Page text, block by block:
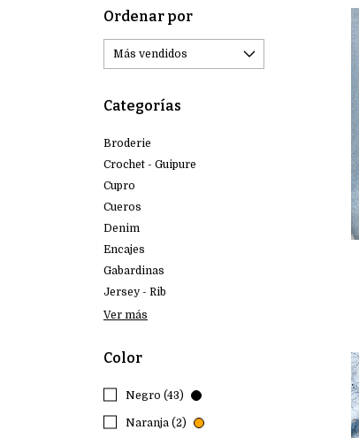
Ordenar por
Categorías
Broderie
Crochet - Guipure
Cupro
Cueros
Denim
Encajes
Gabardinas
Jersey - Rib
Ver más
Color
Negro (43)
Naranja (2)